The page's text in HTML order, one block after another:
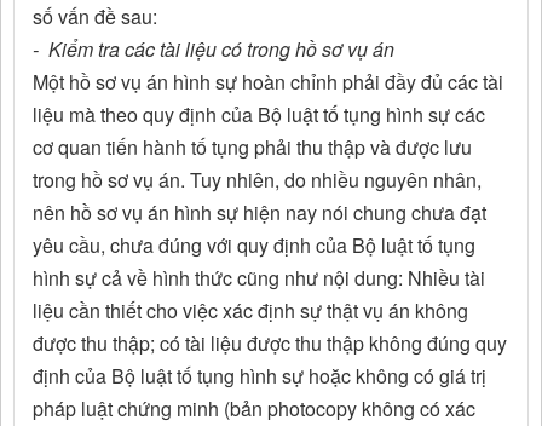
số vấn đề sau:
- Kiểm tra các tài liệu có trong hồ sơ vụ án
Một hồ sơ vụ án hình sự hoàn chỉnh phải đầy đủ các tài
liệu mà theo quy định của Bộ luật tố tụng hình sự các
cơ quan tiến hành tố tụng phải thu thập và được lưu
trong hồ sơ vụ án. Tuy nhiên, do nhiều nguyên nhân,
nên hồ sơ vụ án hình sự hiện nay nói chung chưa đạt
yêu cầu, chưa đúng với quy định của Bộ luật tố tụng
hình sự cả về hình thức cũng như nội dung: Nhiều tài
liệu cần thiết cho việc xác định sự thật vụ án không
được thu thập; có tài liệu được thu thập không đúng quy
định của Bộ luật tố tụng hình sự hoặc không có giá trị
pháp luật chứng minh (bản photocopy không có xác